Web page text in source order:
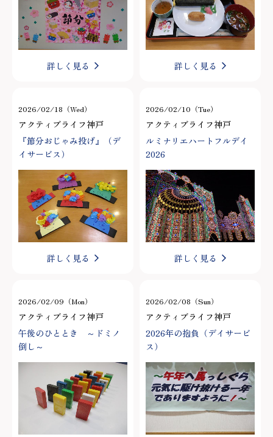
詳しく見る 詳しく見る
2026/02/18（Wed）
アクティブライフ神戸
『節分おじゃみ投げ』（デ
イサービス）
詳しく見る
2026/02/10（Tue）
アクティブライフ神戸
ルミナリエハートフルデイ
2026
詳しく見る
2026/02/09（Mon）
アクティブライフ神戸
午後のひととき ～ドミノ
倒し～
2026/02/08（Sun）
アクティブライフ神戸
2026年の抱負（デイサービ
ス）